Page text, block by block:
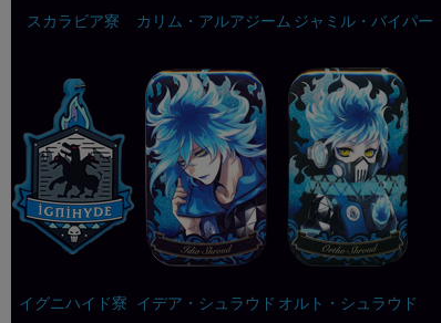
スカラビア寮 カリム・アルアジーム ジャミル・バイパー
イグニハイド寮 イデア・シュラウド オルト・シュラウド